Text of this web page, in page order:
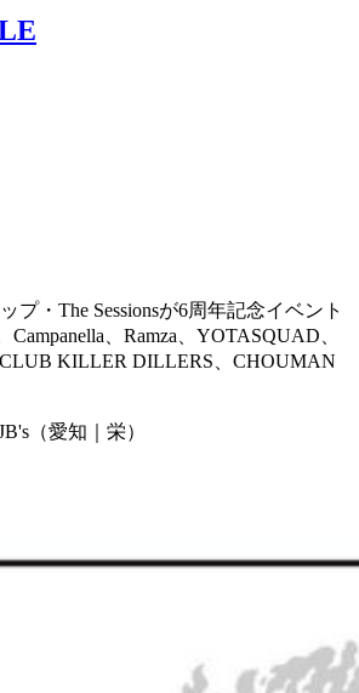
プ・The Sessionsが6周年記念イベント
Campanella、Ramza、YOTASQUAD、
KILLER DILLERS、CHOUMAN
（愛知｜栄）